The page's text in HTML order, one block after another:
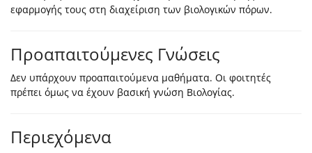
εφαρμογής τους στη διαχείριση των βιολογικών πόρων.
Προαπαιτούμενες Γνώσεις
Δεν υπάρχουν προαπαιτούμενα μαθήματα. Οι φοιτητές
πρέπει όμως να έχουν βασική γνώση Βιολογίας.
Περιεχόμενα